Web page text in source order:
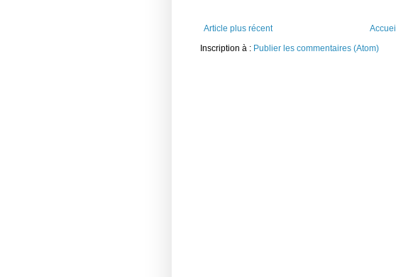
Article plus récent
Accueil
Inscription à : Publier les commentaires (Atom)